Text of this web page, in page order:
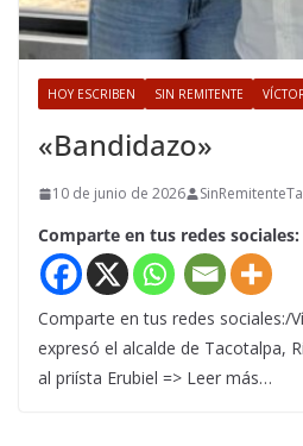
HOY ESCRIBEN SIN REMITENTE
«Bandidazo»
10 de junio de 2026
Comparte en tus redes sociales:
Comparte en tus redes sociales:/
expresó el alcalde de Tacotalpa,
al priísta Erubiel => Leer más…